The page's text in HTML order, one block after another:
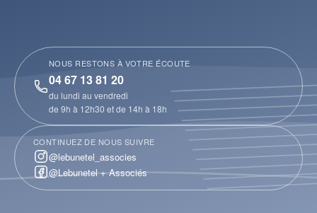
NOUS RESTONS À VOTRE ÉCOUTE
04 67 13 81 20
du lundi au vendredi
de 9h à 12h30 et de 14h à 18h
CONTINUEZ DE NOUS SUIVRE
@lebunetel_associes
@Lebunetel + Associés